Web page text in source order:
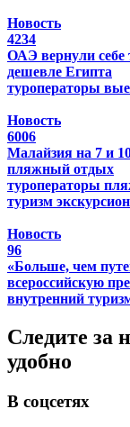
Новость
4234
ОАЭ вернули себе
дешевле Египта
туроператоры
Новость
6006
Малайзия на 7 и
пляжный отдых
туроператоры
туризм
Новость
96
«Больше, чем
всероссийскую
внутренний
Следите за
удобно
В соцсетях